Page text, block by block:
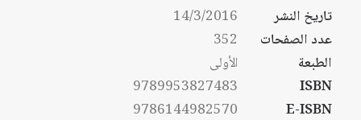
خلال
خلال
تاريخ النشر
14/3/2016
عدد الصفحات
352
الطبعة
الأولى
ISBN
9789953827483
E-ISBN
9786144982570